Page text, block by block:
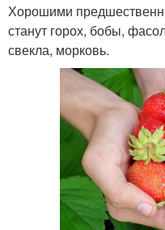
Хорошими
станут горох, бобы,
свекла, морковь.